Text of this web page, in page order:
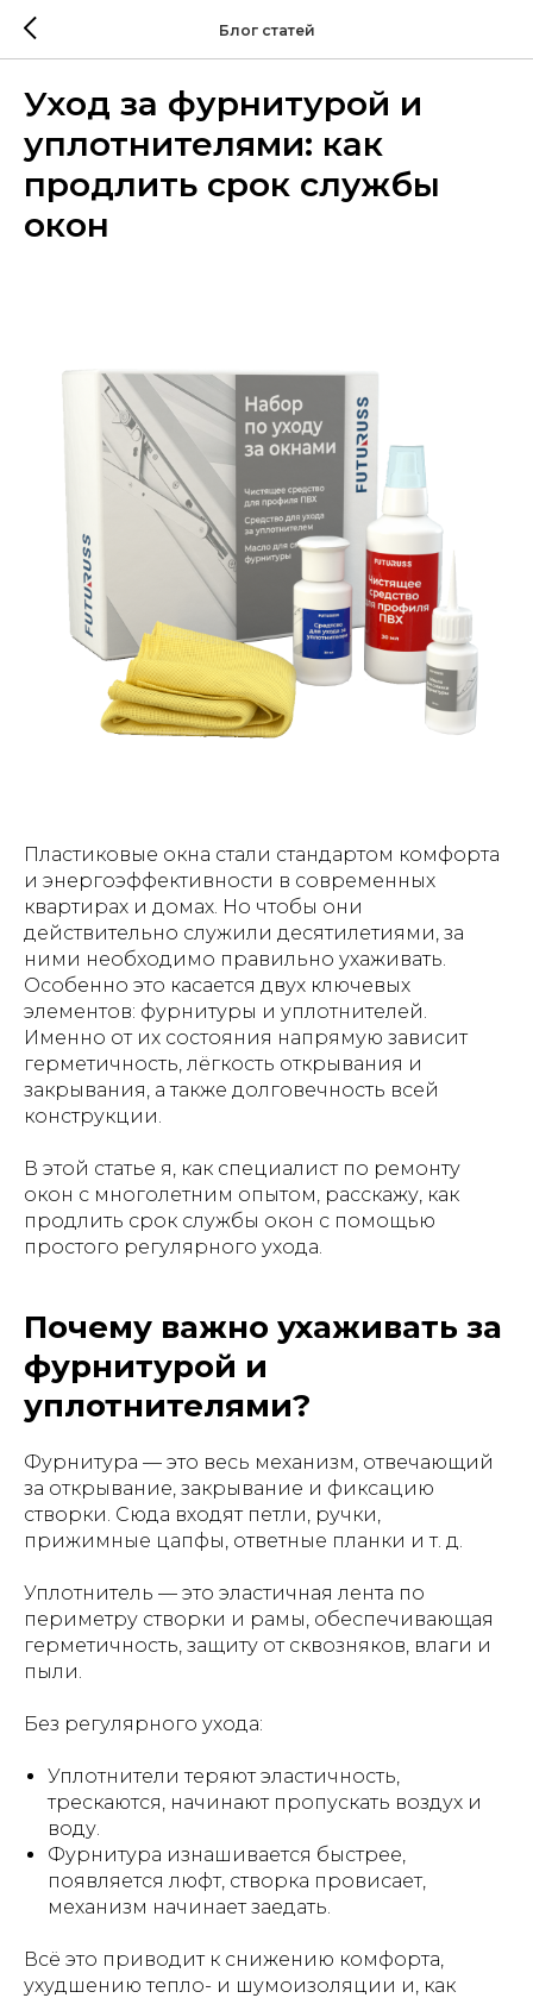
Блог статей
Уход за фурнитурой и
уплотнителями: как
продлить срок службы
окон
Пластиковые окна стали стандартом комфорта
и энергоэффективности в современных
квартирах и домах. Но чтобы они
действительно служили десятилетиями, за
ними необходимо правильно ухаживать.
Особенно это касается двух ключевых
элементов: фурнитуры и уплотнителей.
Именно от их состояния напрямую зависит
герметичность, лёгкость открывания и
закрывания, а также долговечность всей
конструкции.
В этой статье я, как специалист по ремонту
окон с многолетним опытом, расскажу, как
продлить срок службы окон с помощью
простого регулярного ухода.
Почему важно ухаживать за
фурнитурой и
уплотнителями?
Фурнитура — это весь механизм, отвечающий
за открывание, закрывание и фиксацию
створки. Сюда входят петли, ручки,
прижимные цапфы, ответные планки и т. д.
Уплотнитель — это эластичная лента по
периметру створки и рамы, обеспечивающая
герметичность, защиту от сквозняков, влаги и
пыли.
Без регулярного ухода:
Уплотнители теряют эластичность,
трескаются, начинают пропускать воздух и
воду.
Фурнитура изнашивается быстрее,
появляется люфт, створка провисает,
механизм начинает заедать.
Всё это приводит к снижению комфорта,
ухудшению тепло- и шумоизоляции и, как